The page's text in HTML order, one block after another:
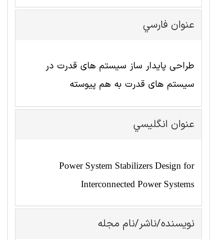
عنوان فارسي
طراحی پایدار ساز سیستم های قدرت در
سیستم های قدرت به هم پیوسته
عنوان انگليسي
Power System Stabilizers Design for
Interconnected Power Systems
نویسنده/ناشر/نام مجله